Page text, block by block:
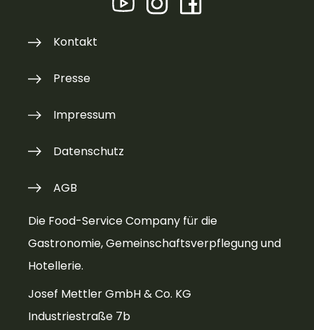
Die Food-Service Company für die
Gastronomie, Gemeinschaftsverpflegung und
Hotellerie.
Josef Mettler GmbH & Co. KG
Industriestraße 7b
Kontakt
Presse
Impressum
Datenschutz
AGB